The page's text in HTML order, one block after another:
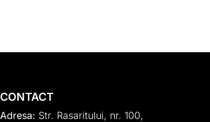
CONTACT
Adresa: Str. Rasaritului, nr. 100,